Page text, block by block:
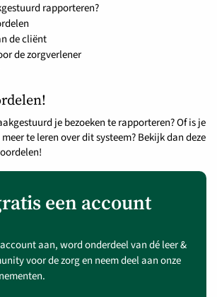
rapporteren?
de cliënt
de zorgverlener
je bezoeken te rapporteren? Of is je
te leren over dit systeem? Bekijk dan deze
een account
aan, word onderdeel van dé leer &
voor de zorg en neem deel aan onze